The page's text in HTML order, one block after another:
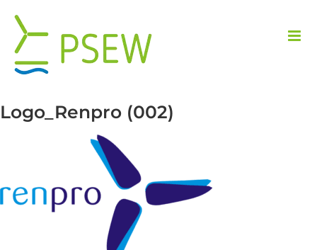
zawartości
Logo_Renpro (002)